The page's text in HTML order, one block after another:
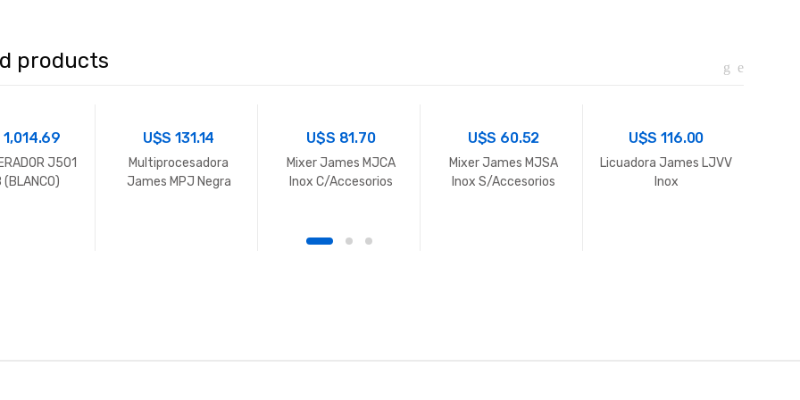
products
1,014.69
J501
(BLANCO)
U$S131.14
Multiprocesadora
James MPJ Negra
U$S 81.70
Mixer James MJCA
Inox C/Accesorios
U$S 60.52
Mixer James MJSA
Inox S/Accesorios
U$S116.00
Licuadora James LJVV
Inox